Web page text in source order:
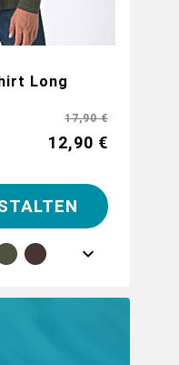
Long
17,90 €
12,90 €